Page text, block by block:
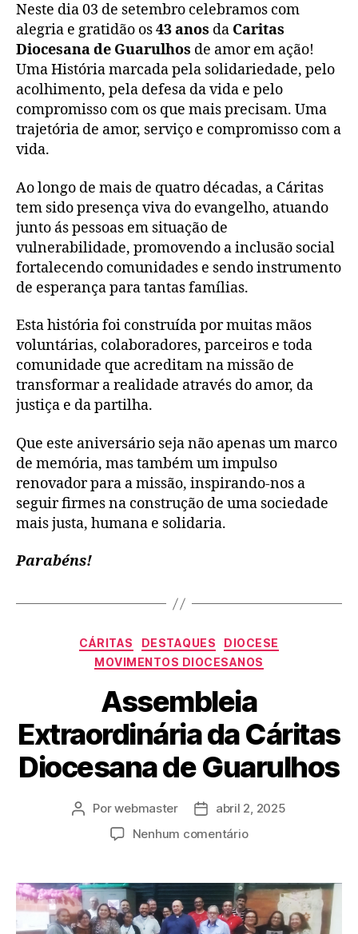
Neste dia 03 de setembro celebramos com
alegria e gratidão os43 anos da Caritas
Diocesana de Guarulhos de amor em ação!
Uma História marcada pela solidariedade, pelo
acolhimento, pela defesa da vida e pelo
compromisso com os que mais precisam. Uma
trajetória de amor, serviço e compromisso com a
vida.
Ao longo de mais de quatro décadas, a Cáritas
tem sido presença viva do evangelho, atuando
junto ás pessoas em situação de
vulnerabilidade, promovendo a inclusão social
fortalecendo comunidades e sendo instrumento
de esperança para tantas famílias.
Esta história foi construída por muitas mãos
voluntárias, colaboradores, parceiros e toda
comunidade que acreditam na missão de
transformar a realidade através do amor, da
justiça e da partilha.
Que este aniversário seja não apenas um marco
de memória, mas também um impulso
renovador para a missão, inspirando-nos a
seguir firmes na construção de uma sociedade
mais justa, humana e solidaria.
Parabéns!
CÁRITAS DESTAQUES
DIOCESE
MOVIMENTOS DIOCESANOS
Assembleia
Extraordinária da Cáritas
Diocesana de Guarulhos
Porwebmaster
abril 2, 2025
Nenhum comentário